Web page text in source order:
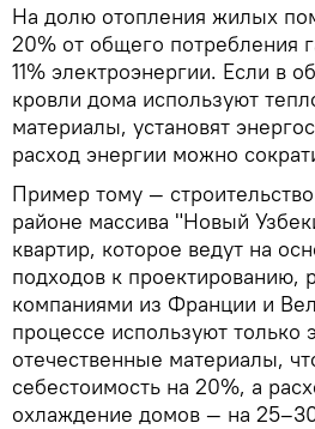
На долю отопления жилых
20% от общего потребления
11% электроэнергии. Если в
кровли дома используют
материалы, установят
расход энергии можно
Пример тому —
районе массива "Новый
квартир, которое ведут на
подходов к проектированию,
компаниями из Франции и
процессе используют только
отечественные материалы,
себестоимость на 20%, а
охлаждение домов — на